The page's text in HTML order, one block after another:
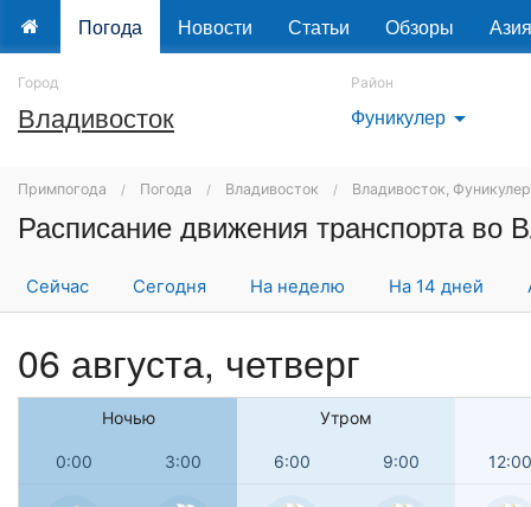
Погода Новости Статьи Обзоры Азия
Город
Владивосток
Район
Фуникулер arrow_drop_down
Примпогода Погода Владивосток Владивосток, Фуникулер
Расписание движения транспорта во
Сейчас Сегодня На неделю На 14 дней
06 августа, четверг
Ночью Утром
0:00 3:00 6:00 9:00 12:00